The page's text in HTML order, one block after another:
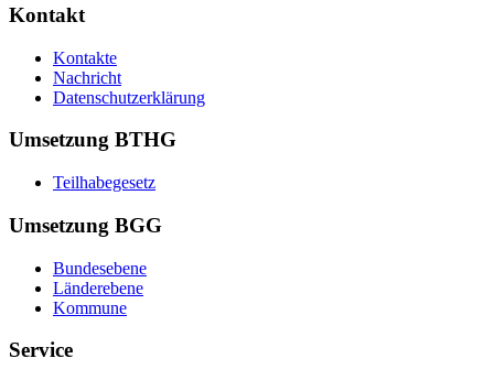
Kontakt
Kontakte
Nachricht
Datenschutzerklärung
Umsetzung BTHG
Teilhabegesetz
Umsetzung BGG
Bundesebene
Länderebene
Kommune
Service